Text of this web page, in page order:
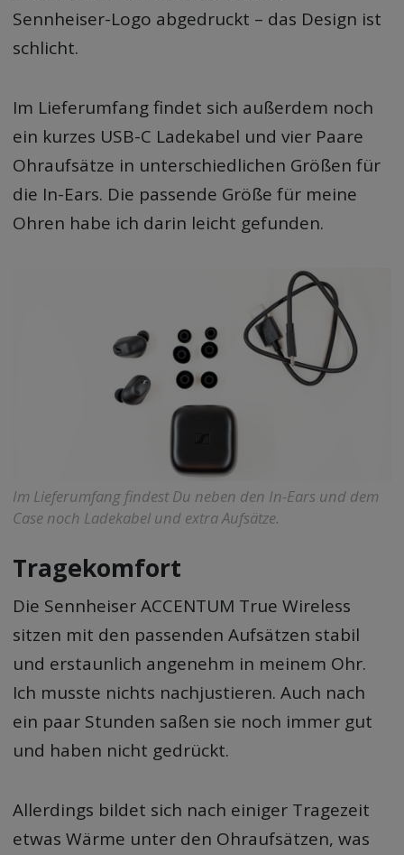
Sennheiser-Logo abgedruckt – das Design ist
schlicht.
Im Lieferumfang findet sich außerdem noch
ein kurzes USB-C Ladekabel und vier Paare
Ohraufsätze in unterschiedlichen Größen für
die In-Ears. Die passende Größe für meine
Ohren habe ich darin leicht gefunden.
Im Lieferumfang findest Du neben den In-Ears und dem
Case noch Ladekabel und extra Aufsätze.
Tragekomfort
Die Sennheiser ACCENTUM True Wireless
sitzen mit den passenden Aufsätzen stabil
und erstaunlich angenehm in meinem Ohr.
Ich musste nichts nachjustieren. Auch nach
ein paar Stunden saßen sie noch immer gut
und haben nicht gedrückt.
Allerdings bildet sich nach einiger Tragezeit
etwas Wärme unter den Ohraufsätzen, was